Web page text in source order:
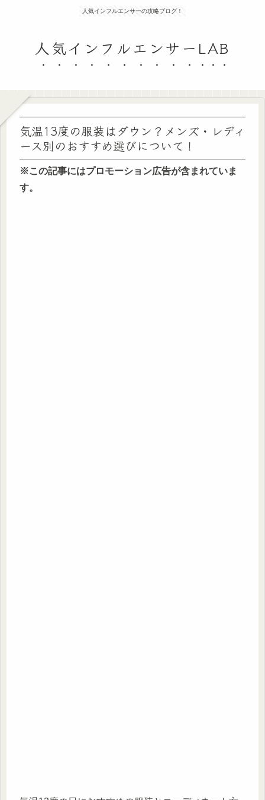
人気インフルエンサーの攻略ブログ！
人気インフルエンサーLAB
気温13度の服装はダウン？メンズ・レディ
ース別のおすすめ選びについて！
※この記事にはプロモーション広告が含まれていま
す。